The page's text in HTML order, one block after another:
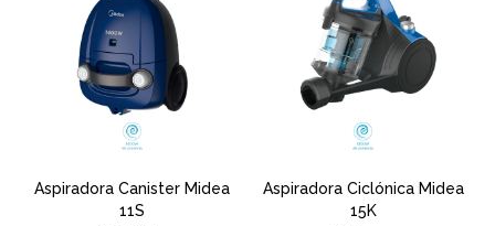
Aspiradora Canister Midea
11S
Aspiradora Ciclónica Midea
15K